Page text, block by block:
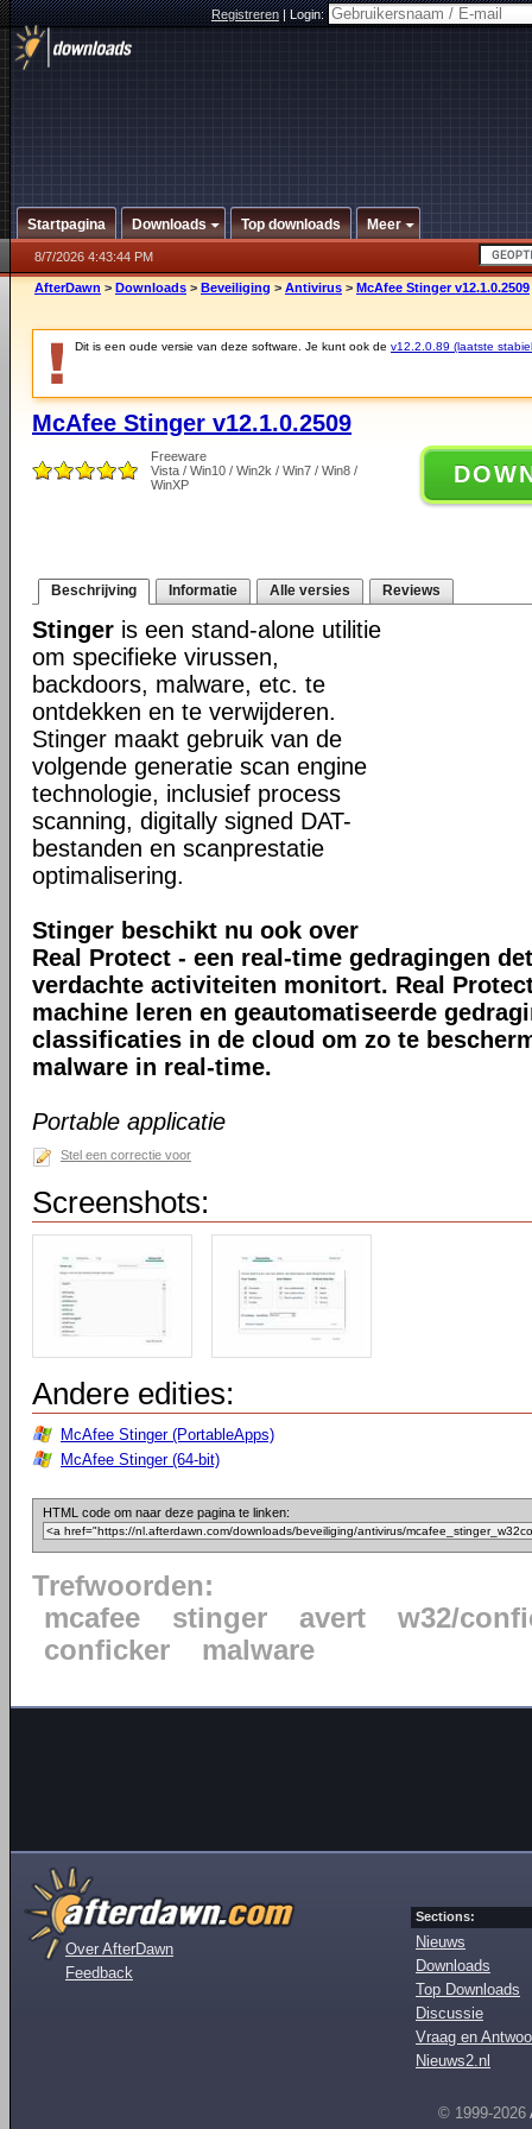
Registreren|Login:
Startpagina Downloads Top downloads Meer
8/7/2026 4:43:44 PM
AfterDawn > Downloads > Beveiliging > Antivirus > McAfee Stinger v12.1.0.2509
Dit is een oude versie van deze software. Je kunt ook de v12.2.0.89 (laatste
McAfee Stinger v12.1.0.2509
Freeware
Vista / Win10 / Win2k / Win7 / Win8 /
WinXP
Beschrijving Informatie Alle versies Reviews
Stinger is een stand-alone utilitie
om specifieke virussen,
backdoors, malware, etc. te
ontdekken en te verwijderen.
Stinger maakt gebruik van de
volgende generatie scan engine
technologie, inclusief process
scanning, digitally signed DAT-
bestanden en scanprestatie
optimalisering.
Stinger beschikt nu ook over
Real Protect - een real-time gedragingen
verdachte activiteiten monitort. Real
machine leren en geautomatiseerde
classificaties in de cloud om zo te
malware in real-time.
Portable applicatie
Stel een correctie voor
Screenshots:
Andere edities:
McAfee Stinger (PortableApps)
McAfee Stinger (64-bit)
HTML code om naar deze pagina te linken:
Trefwoorden:
mcafee
stinger avert
w32/
conficker
malware
Over AfterDawn
Feedback
Sections:
Nieuws
Downloads
Top Downloads
Discussie
Vraag en
Nieuws2.nl
© 1999-2026